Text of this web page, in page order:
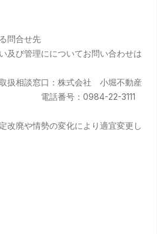
問合せ先
及び管理にについてお問い合わせは
口：株式会社 小堀不動産
0984-22-3111
改廃や情勢の変化により適宜変更し